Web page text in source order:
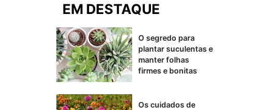
EM DESTAQUE
O segredo para
plantar suculentas e
manter folhas
firmes e bonitas
Os cuidados de